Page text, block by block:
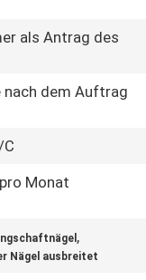
als Antrag des
nach dem Auftrag
Monat
,
Nägel ausbreitet